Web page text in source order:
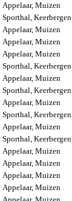
Appelaar, Muizen
Sporthal, Keerbergen
Appelaar, Muizen
Appelaar, Muizen
Appelaar, Muizen
Sporthal, Keerbergen
Appelaar, Muizen
Sporthal, Keerbergen
Appelaar, Muizen
Sporthal, Keerbergen
Appelaar, Muizen
Sporthal, Keerbergen
Appelaar, Muizen
Appelaar, Muizen
Appelaar, Muizen
Appelaar, Muizen